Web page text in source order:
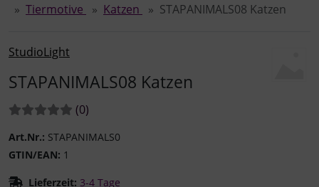
Tiermotive
Katzen STAPANIMALS08 Katzen
StudioLight
STAPANIMALS08 Katzen
Bewertungen:
(0Bewertungen
)
Art.Nr.: STAPANIMALS0
GTIN/EAN: 1
Lieferzeit: 3-4 Tage